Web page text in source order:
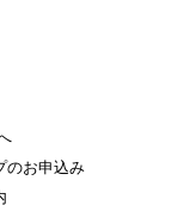
のお申込み